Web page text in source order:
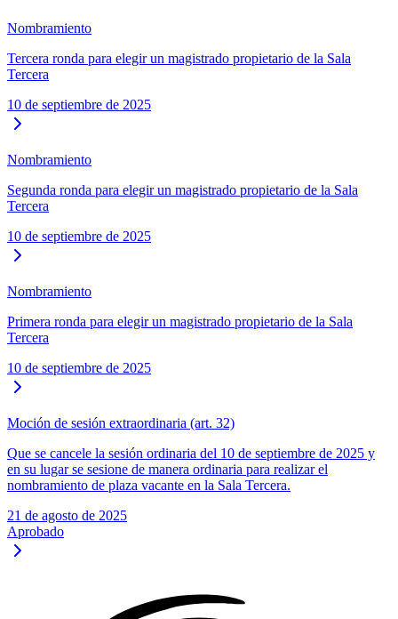
Nombramiento
Tercera ronda para elegir un magistrado propietario de la Sala
Tercera
10 de septiembre de 2025
Nombramiento
Segunda ronda para elegir un magistrado propietario de la Sala
Tercera
10 de septiembre de 2025
Nombramiento
Primera ronda para elegir un magistrado propietario de la Sala
Tercera
10 de septiembre de 2025
Moción de sesión extraordinaria (art. 32)
Que se cancele la sesión ordinaria del 10 de septiembre de 2025 y
en su lugar se sesione de manera ordinaria para realizar el
nombramiento de plaza vacante en la Sala Tercera.
21 de agosto de 2025
Aprobado